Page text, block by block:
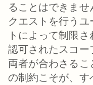
ることはできませ
クエストを行う
トによって制限
認可されたスコー
両者が合わさる
の制約こそが、